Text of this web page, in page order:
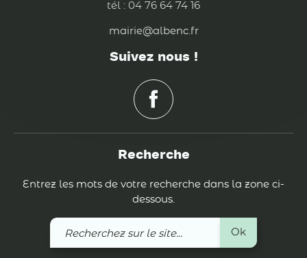
tél : 04 76 64 74 16
mairie@albenc.fr
Suivez nous !
Recherche
Entrez les mots de votre recherche dans la zone ci-
dessous.
Recherchez
sur
Ok